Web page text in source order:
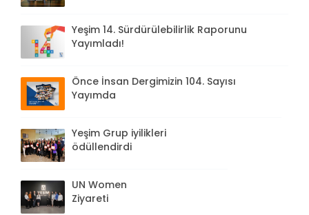
Yeşim 14. Sürdürülebilirlik Raporunu
Yayımladı!
Önce İnsan Dergimizin 104. Sayısı
Yayımda
Yeşim Grup iyilikleri
ödüllendirdi
UN Women
Ziyareti